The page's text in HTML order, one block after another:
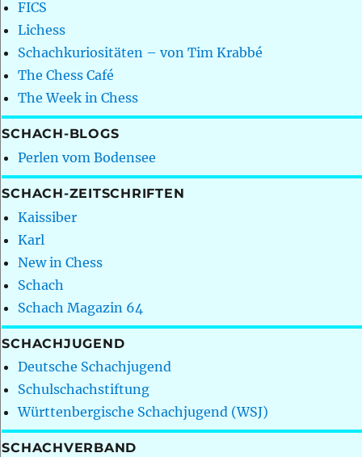
FICS
Lichess
Schachkuriositäten – von Tim Krabbé
The Chess Café
The Week in Chess
SCHACH-BLOGS
Perlen vom Bodensee
SCHACH-ZEITSCHRIFTEN
Kaissiber
Karl
New in Chess
Schach
Schach Magazin 64
SCHACHJUGEND
Deutsche Schachjugend
Schulschachstiftung
Württenbergische Schachjugend (WSJ)
SCHACHVERBAND